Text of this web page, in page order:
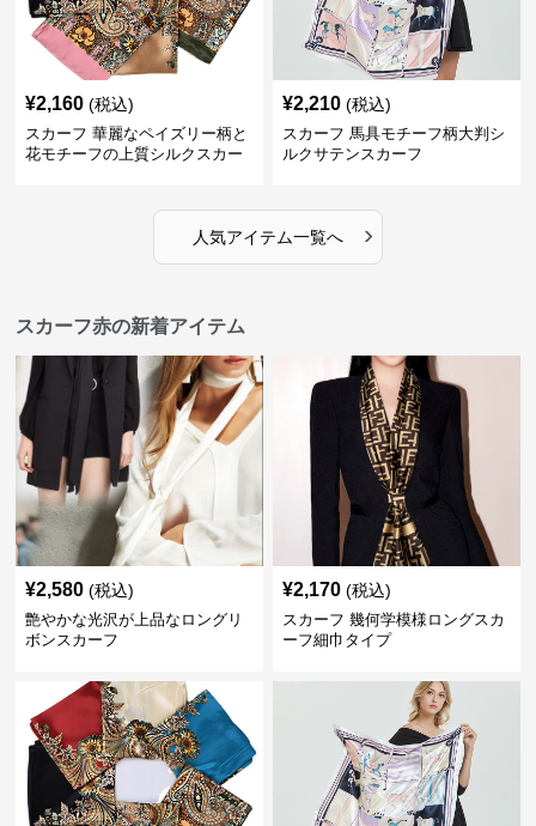
¥2,160 (税込)
スカーフ 華麗なペイズリー柄と
花モチーフの上質シルクスカー
¥2,210 (税込)
スカーフ 馬具モチーフ柄大判シ
ルクサテンスカーフ
人気アイテム一覧へ ›
スカーフ赤の新着アイテム
¥2,580 (税込)
艶やかな光沢が上品なロングリ
ボンスカーフ
¥2,170 (税込)
スカーフ 幾何学模様ロングスカ
ーフ細巾タイプ